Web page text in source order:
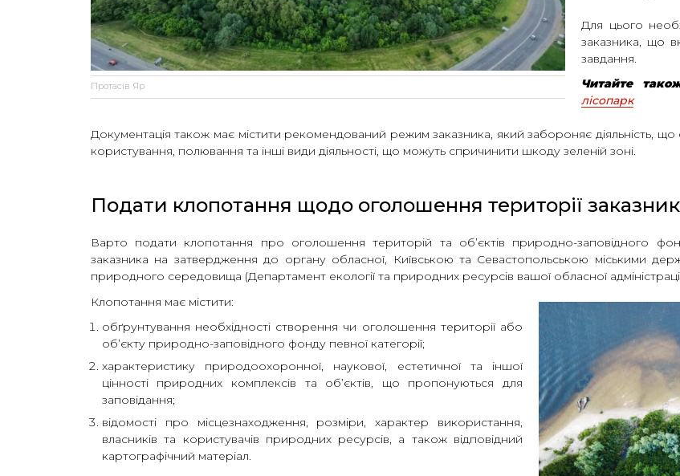
Протасів Яр
Для цього
заказника, що
завдання.
Читайте
лісопарк
Документація також має містити рекомендований режим заказника, який забороняє діяльність,
користування, полювання та інші види діяльності, що можуть спричинити шкоду зеленій зоні.
Подати клопотання щодо оголошення території
Варто подати клопотання про оголошення територій та об’єктів природно-заповідного
заказника на затвердження до органу обласної, Київською та Севастопольською міськими
природного середовища (Департамент екології та природних ресурсів вашої обласної
Клопотання має містити:
обґрунтування необхідності створення чи оголошення території або
об’єкту природно-заповідного фонду певної категорії;
характеристику природоохоронної, наукової, естетичної та іншої
цінності природних комплексів та об’єктів, що пропонуються для
заповідання;
відомості про місцезнаходження, розміри, характер використання,
власників та користувачів природних ресурсів, а також відповідний
картографічний матеріал.